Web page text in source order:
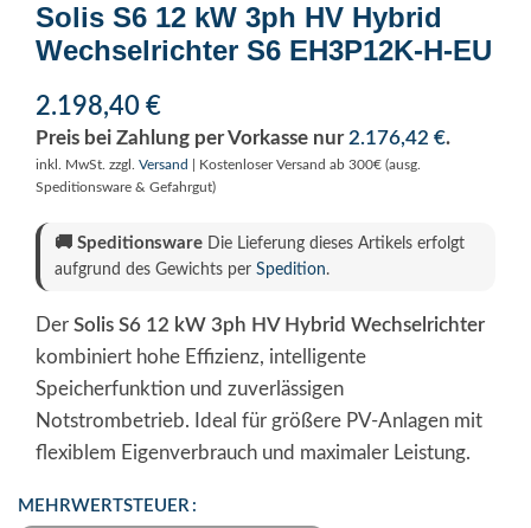
Solis S6 12 kW 3ph HV Hybrid
Wechselrichter S6 EH3P12K-H-EU
2.198,40 €
Preis bei Zahlung per Vorkasse nur 2.176,42 €.
inkl. MwSt. zzgl. Versand
| Kostenloser Versand ab 300€ (ausg.
Speditionsware & Gefahrgut)
🚚 Speditionsware Die Lieferung dieses Artikels erfolgt
aufgrund des Gewichts per Spedition.
Der Solis S6 12 kW 3ph HV Hybrid Wechselrichter
kombiniert hohe Effizienz, intelligente
Speicherfunktion und zuverlässigen
Notstrombetrieb. Ideal für größere PV-Anlagen mit
flexiblem Eigenverbrauch und maximaler Leistung.
MEHRWERTSTEUER